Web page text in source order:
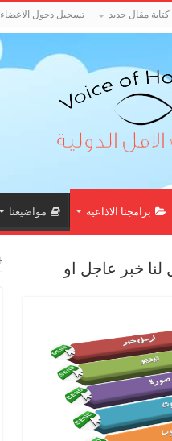
كتابة مقال جديد تسجيل دخول الاعضاء
برامجنا الاذاعية مواضيعنا
خبر عاجل او